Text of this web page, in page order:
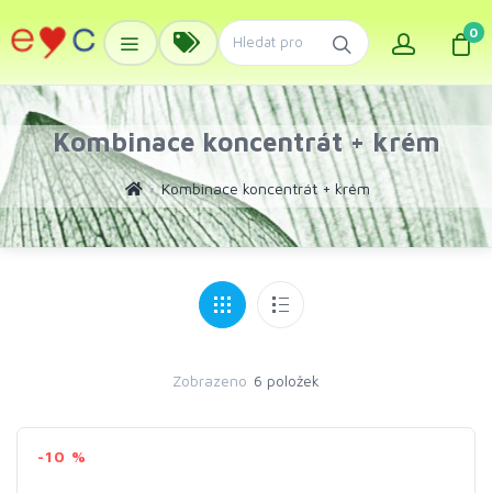
0
Kombinace koncentrát + krém
Kombinace koncentrát + krém
Zobrazeno 6 položek
-10 %